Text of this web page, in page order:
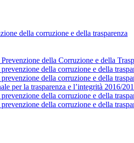
della corruzione e della trasparenza
della Corruzione e della
della corruzione e della
della corruzione e della
per la trasparenza e l’integrità 2016/
della corruzione e della
della corruzione e della